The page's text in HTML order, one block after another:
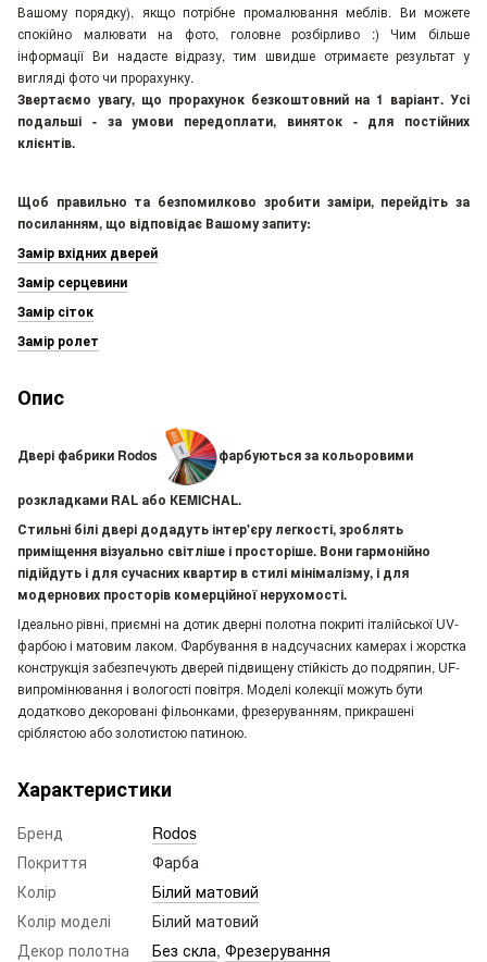
Вашому порядку), якщо потрібне промалювання меблів. Ви можете
спокійно малювати на фото, головне розбірливо :) Чим більше
інформації Ви надасте відразу, тим швидше отримаєте результат у
вигляді фото чи прорахунку.
Звертаємо увагу, що прорахунок безкоштовний на 1 варіант. Усі
подальші - за умови передоплати, виняток - для постійних
клієнтів.
Щоб правильно та безпомилково зробити заміри, перейдіть за
посиланням, що відповідає Вашому запиту:
Замір вхідних дверей
Замір серцевини
Замір сіток
Замір ролет
Опис
Двері фабрики Rodos фарбуються за кольоровими
розкладками RAL або КEMICHAL.
Стильні білі двері додадуть інтер'єру легкості, зроблять
приміщення візуально світліше і просторіше. Вони гармонійно
підійдуть і для сучасних квартир в стилі мінімалізму, і для
модернових просторів комерційної нерухомості.
Ідеально рівні, приємні на дотик дверні полотна покриті італійської UV-
фарбою і матовим лаком. Фарбування в надсучасних камерах і жорстка
конструкція забезпечують дверей підвищену стійкість до подряпин, UF-
випромінювання і вологості повітря. Моделі колекції можуть бути
додатково декоровані фільонками, фрезеруванням, прикрашені
сріблястою або золотистою патиною.
Характеристики
Бренд
Rodos
Покриття
Фарба
Колір
Білий матовий
Колір моделі
Білий матовий
Декор полотна
Без скла, Фрезерування